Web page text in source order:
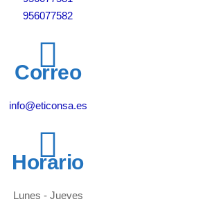
956077582
Correo
info@eticonsa.es
Horario
Lunes - Jueves